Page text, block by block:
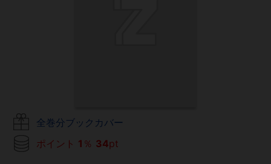
全巻分ブックカバー
ポイント 1 ％ 34pt